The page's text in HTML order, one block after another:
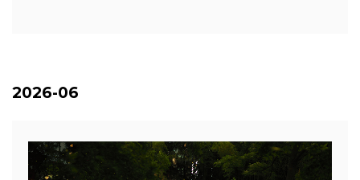
2026-06